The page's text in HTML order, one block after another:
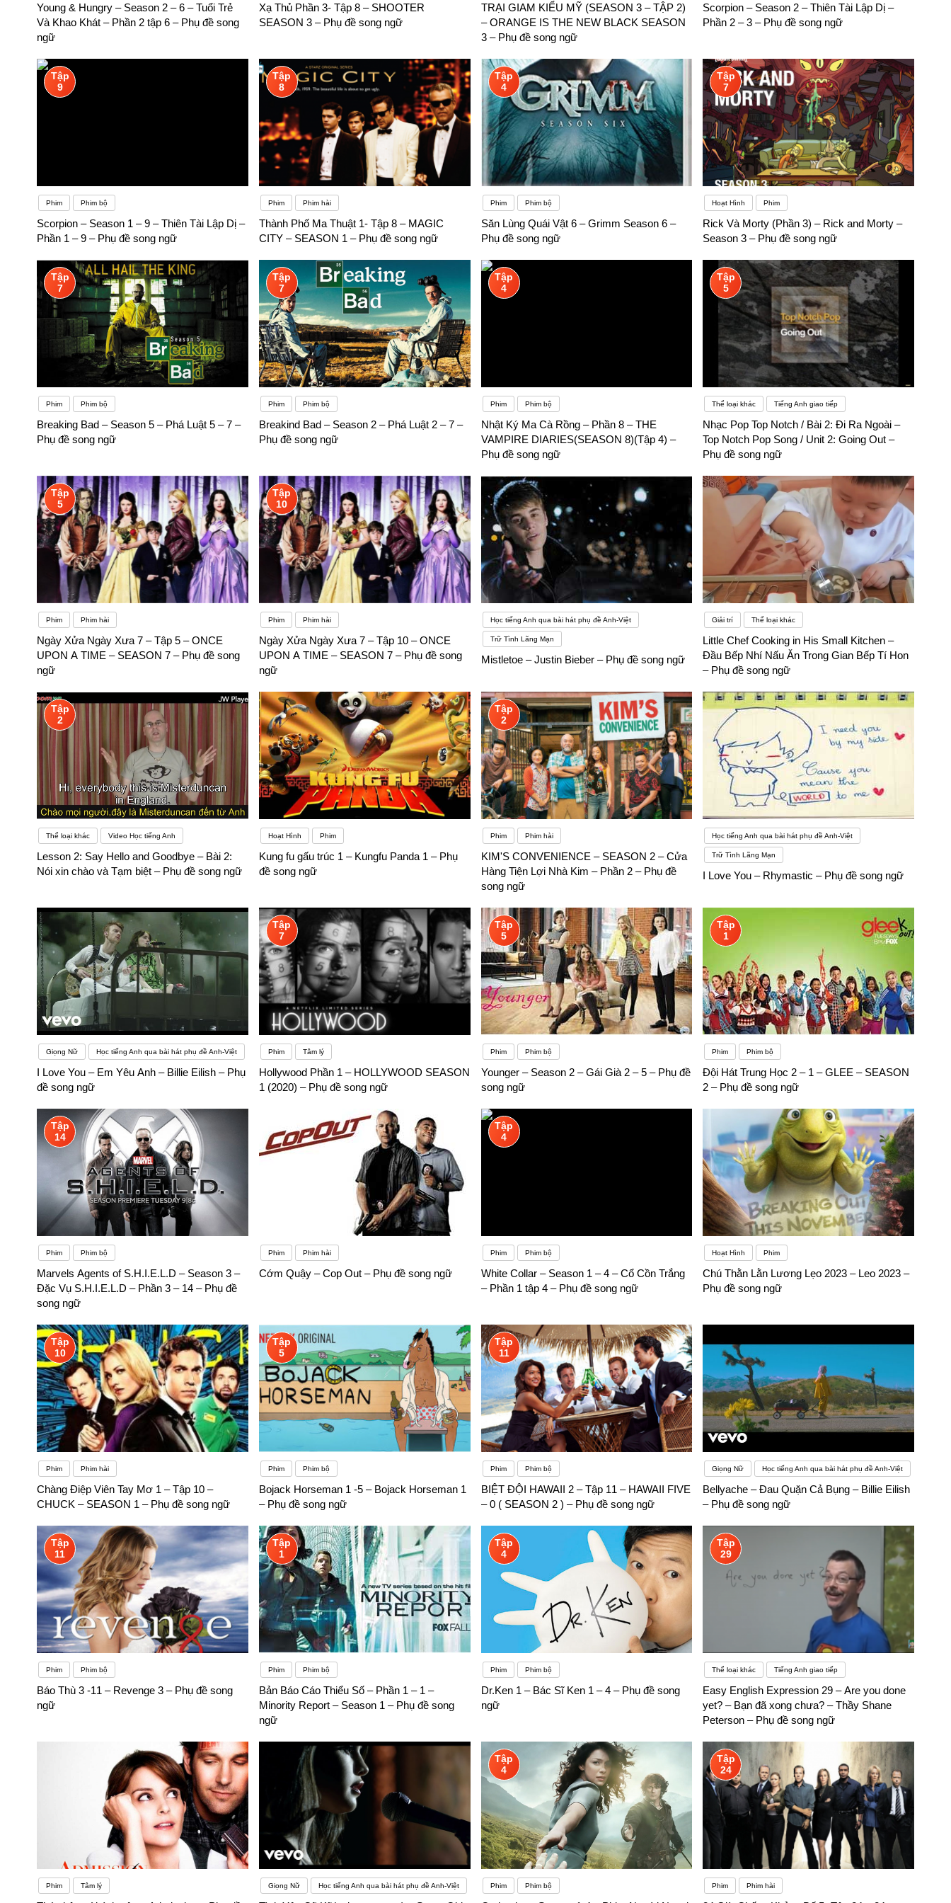
để bạn giao tiếp và học tập những kiến thức mới. Nếu trường học và gia đình bạn không có nhiều người nói tiếng Anh thì bạn có thể lập một nhóm học tập. Điều này sẽ giúp ích rất nhiều cho việc
học ngoại ngữ của bạn đó.
Young & Hungry – Season 2 – 6 – Tuổi Trẻ
Và Khao Khát – Phần 2 tập 6 – Phụ đề song
ngữ
Xạ Thủ Phần 3- Tập 8 – SHOOTER
SEASON 3 – Phụ đề song ngữ
TRẠI GIAM KIỂU MỸ (SEASON 3 – TẬP 2)
– ORANGE IS THE NEW BLACK SEASON
3 – Phụ đề song ngữ
Scorpion – Season 2 – Thiên Tài Lập Dị –
Phần 2 – 3 – Phụ đề song ngữ
Tập
9
Phim Phim bộ
Scorpion – Season 1 – 9 – Thiên Tài Lập Dị –
Phần 1 – 9 – Phụ đề song ngữ
Tập
8
Phim Phim hài
Thành Phố Ma Thuật 1- Tập 8 – MAGIC
CITY – SEASON 1 – Phụ đề song ngữ
Tập
4
Phim Phim bộ
Săn Lùng Quái Vật 6 – Grimm Season 6 –
Phụ đề song ngữ
Tập
7
Hoạt Hình Phim
Rick Và Morty (Phần 3) – Rick and Morty –
Season 3 – Phụ đề song ngữ
Tập
7
Phim Phim bộ
Breaking Bad – Season 5 – Phá Luật 5 – 7 –
Phụ đề song ngữ
Tập
7
Phim Phim bộ
Breakind Bad – Season 2 – Phá Luật 2 – 7 –
Phụ đề song ngữ
Tập
4
Phim Phim bộ
Nhật Ký Ma Cà Rồng – Phần 8 – THE
VAMPIRE DIARIES(SEASON 8)(Tập 4) –
Phụ đề song ngữ
Tập
5
Thể loại khác Tiếng Anh giao tiếp
Nhạc Pop Top Notch / Bài 2: Đi Ra Ngoài –
Top Notch Pop Song / Unit 2: Going Out –
Phụ đề song ngữ
Tập
5
Phim Phim hài
Ngày Xửa Ngày Xưa 7 – Tập 5 – ONCE
UPON A TIME – SEASON 7 – Phụ đề song
ngữ
Tập
10
Phim Phim hài
Ngày Xửa Ngày Xưa 7 – Tập 10 – ONCE
UPON A TIME – SEASON 7 – Phụ đề song
ngữ
Học tiếng Anh qua bài hát phụ đề Anh-Việt
Trữ Tình Lãng Mạn
Mistletoe – Justin Bieber – Phụ đề song ngữ
Giải trí Thể loại khác
Little Chef Cooking in His Small Kitchen –
Đầu Bếp Nhí Nấu Ăn Trong Gian Bếp Tí Hon
– Phụ đề song ngữ
Tập
2
Thể loại khác Video Học tiếng Anh
Lesson 2: Say Hello and Goodbye – Bài 2:
Nói xin chào và Tạm biệt – Phụ đề song ngữ
Hoạt Hình Phim
Kung fu gấu trúc 1 – Kungfu Panda 1 – Phụ
đề song ngữ
Tập
2
Phim Phim hài
KIM'S CONVENIENCE – SEASON 2 – Cửa
Hàng Tiện Lợi Nhà Kim – Phần 2 – Phụ đề
song ngữ
Học tiếng Anh qua bài hát phụ đề Anh-Việt
Trữ Tình Lãng Mạn
I Love You – Rhymastic – Phụ đề song ngữ
Giọng Nữ Học tiếng Anh qua bài hát phụ đề Anh-Việt
I Love You – Em Yêu Anh – Billie Eilish – Phụ
đề song ngữ
Tập
7
Phim Tâm lý
Hollywood Phần 1 – HOLLYWOOD SEASON
1 (2020) – Phụ đề song ngữ
Tập
5
Phim Phim bộ
Younger – Season 2 – Gái Già 2 – 5 – Phụ đề
song ngữ
Tập
1
Phim Phim bộ
Đội Hát Trung Học 2 – 1 – GLEE – SEASON
2 – Phụ đề song ngữ
Tập
14
Phim Phim bộ
Marvels Agents of S.H.I.E.L.D – Season 3 –
Đặc Vụ S.H.I.E.L.D – Phần 3 – 14 – Phụ đề
song ngữ
Phim Phim hài
Cớm Quậy – Cop Out – Phụ đề song ngữ
Tập
4
Phim Phim bộ
White Collar – Season 1 – 4 – Cổ Cồn Trắng
– Phần 1 tập 4 – Phụ đề song ngữ
Hoạt Hình Phim
Chú Thằn Lằn Lương Lẹo 2023 – Leo 2023 –
Phụ đề song ngữ
Tập
10
Phim Phim hài
Chàng Điệp Viên Tay Mơ 1 – Tập 10 –
CHUCK – SEASON 1 – Phụ đề song ngữ
Tập
5
Phim Phim bộ
Bojack Horseman 1 -5 – Bojack Horseman 1
– Phụ đề song ngữ
Tập
11
Phim Phim bộ
BIỆT ĐỘI HAWAII 2 – Tập 11 – HAWAII FIVE
– 0 ( SEASON 2 ) – Phụ đề song ngữ
Giọng Nữ Học tiếng Anh qua bài hát phụ đề Anh-Việt
Bellyache – Đau Quặn Cả Bụng – Billie Eilish
– Phụ đề song ngữ
Tập
11
Phim Phim bộ
Báo Thù 3 -11 – Revenge 3 – Phụ đề song
ngữ
Tập
1
Phim Phim bộ
Bản Báo Cáo Thiểu Số – Phần 1 – 1 –
Minority Report – Season 1 – Phụ đề song
ngữ
Tập
4
Phim Phim bộ
Dr.Ken 1 – Bác Sĩ Ken 1 – 4 – Phụ đề song
ngữ
Tập
29
Thể loại khác Tiếng Anh giao tiếp
Easy English Expression 29 – Are you done
yet? – Bạn đã xong chưa? – Thầy Shane
Peterson – Phụ đề song ngữ
Phim Tâm lý Giọng Nữ Học tiếng Anh qua bài hát phụ đề Anh-Việt
Tập
4
Phim Phim bộ
Tập
24
Phim Phim hài